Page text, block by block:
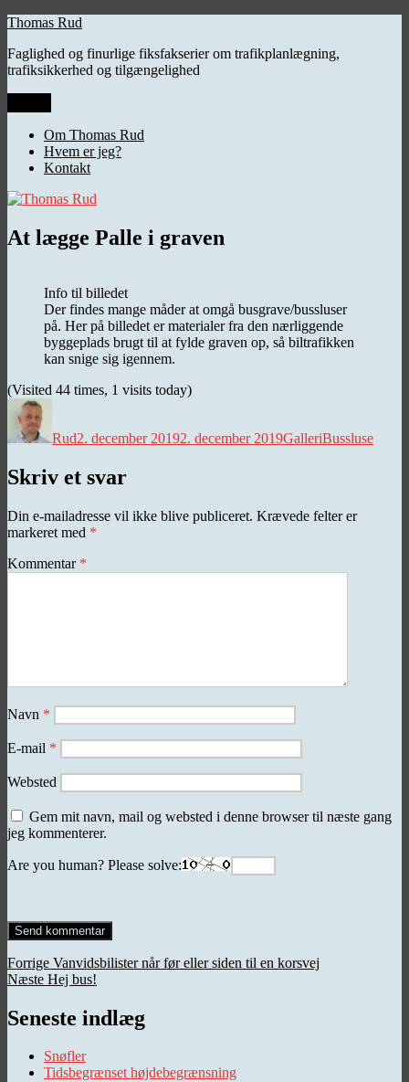
Videre
indhold
Thomas Rud
Faglighed og finurlige fiksfakserier om trafikplanlægning,
trafiksikkerhed og tilgængelighed
Om Thomas Rud
Hvem er jeg?
Kontakt
At lægge Palle i graven
Info til billedet
Der findes mange måder at omgå busgrave/bussluser
på. Her på billedet er materialer fra den nærliggende
byggeplads brugt til at fylde graven op, så biltrafikken
kan snige sig igennem.
(Visited 44 times, 1 visits today)
Rud2. december 20192. december 2019GalleriBussluse
Skriv et svar
Din e-mailadresse vil ikke blive publiceret. Krævede felter er
markeret med *
Kommentar *
Navn *
E-mail *
Websted
Gem mit navn, mail og websted i denne browser til næste gang
jeg kommenterer.
Are you human? Please solve:
Indlægsnavigation
Forrige Forrige
indlæg:
Vanvidsbilister når før eller siden til en korsvej
Næste Næste
Hej bus!
Seneste indlæg
Snøfler
Tidsbegrænset højdebegrænsning